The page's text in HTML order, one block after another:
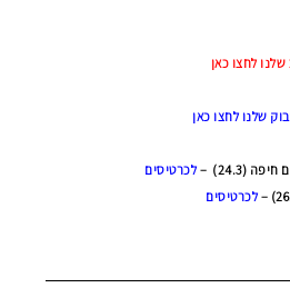
לחצו כאן
שלנו לחצו כאן
(24.3) –
לכרטיסים
לכרטיסים